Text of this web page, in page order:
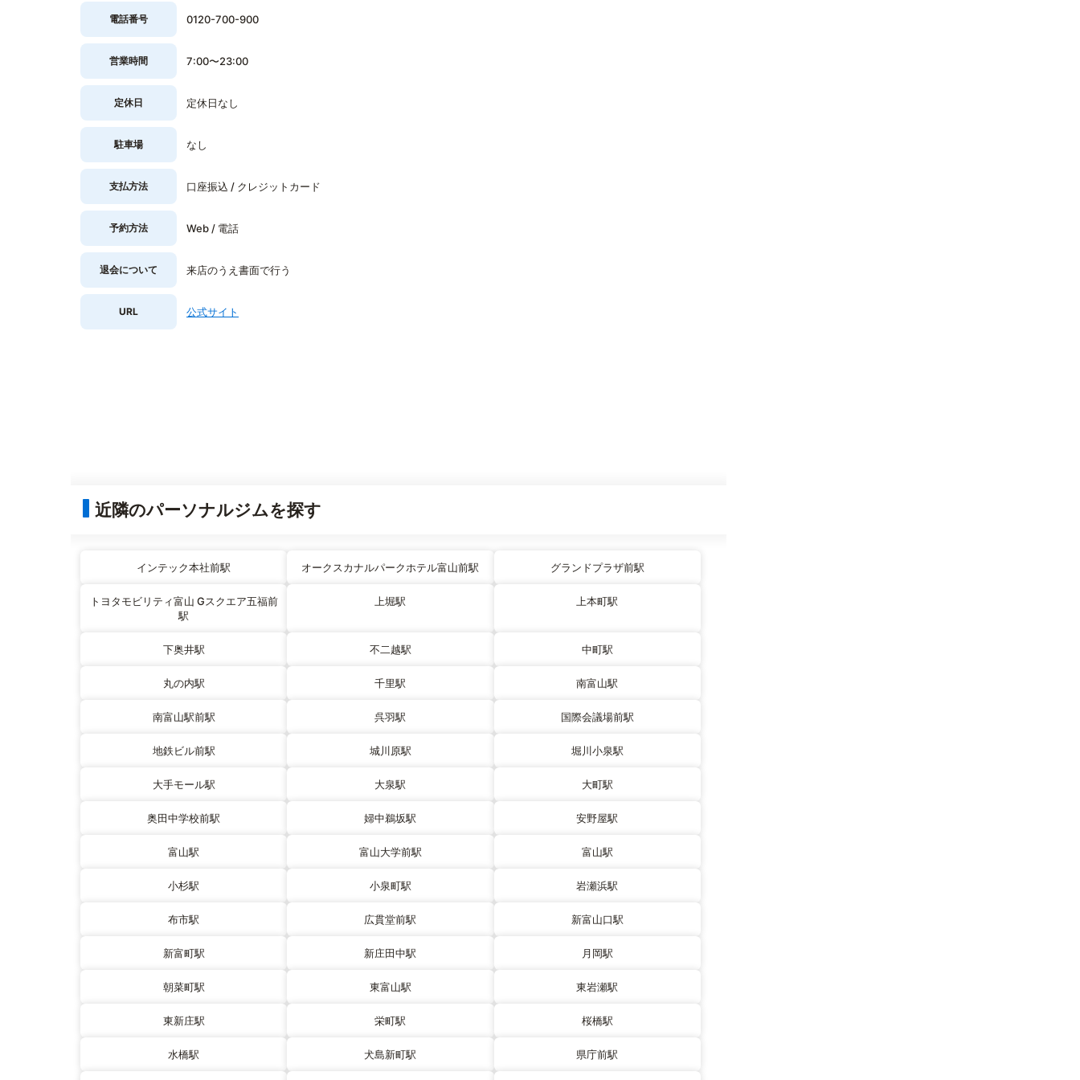
電話番号 0120-700-900
営業時間 7:00〜23:00
定休日 定休日なし
駐車場 なし
支払方法 口座振込 / クレジットカード
予約方法 Web / 電話
退会について 来店のうえ書面で行う
URL 公式サイト
近隣のパーソナルジムを探す
インテック本社前駅 オークスカナルパークホテル富山前駅 グランドプラザ前駅
トヨタモビリティ富山 Gスクエア五福前
駅
上堀駅 上本町駅
下奥井駅 不二越駅 中町駅
丸の内駅 千里駅 南富山駅
南富山駅前駅 呉羽駅 国際会議場前駅
地鉄ビル前駅 城川原駅 堀川小泉駅
大手モール駅 大泉駅 大町駅
奥田中学校前駅 婦中鵜坂駅 安野屋駅
富山駅 富山大学前駅 富山駅
小杉駅 小泉町駅 岩瀬浜駅
布市駅 広貫堂前駅 新富山口駅
新富町駅 新庄田中駅 月岡駅
朝菜町駅 東富山駅 東岩瀬駅
東新庄駅 栄町駅 桜橋駅
水橋駅 犬島新町駅 県庁前駅